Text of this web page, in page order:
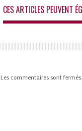
CES ARTICLES PEUVENT
Les commentaires sont fermés.